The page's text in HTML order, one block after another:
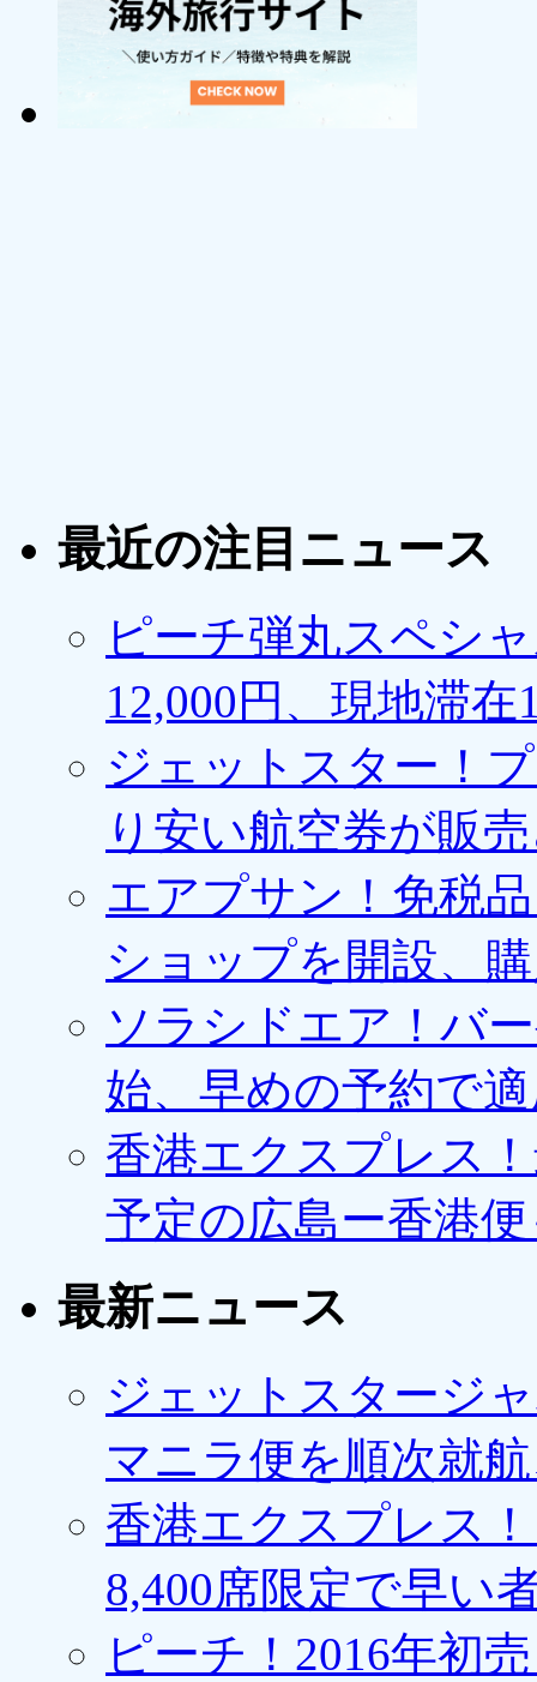
最近の注目ニュース
ピーチ弾丸スペシ
12,000円、現地滞
ジェットスター！
り安い航空券が販
エアプサン！免税
ショップを開設、
ソラシドエア！バ
始、早めの予約で
香港エクスプレス
予定の広島ー香港
最新ニュース
ジェットスタージ
マニラ便を順次就
香港エクスプレス
8,400席限定で早い
ピーチ！2016年初